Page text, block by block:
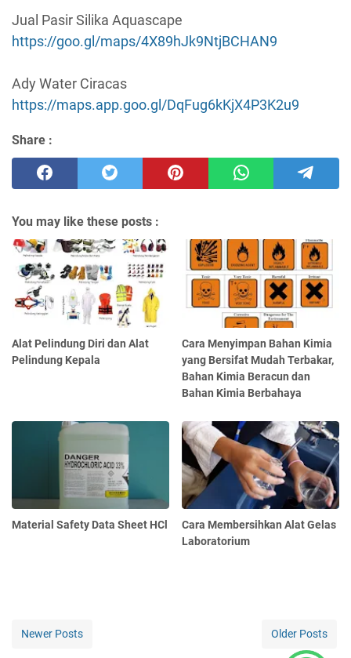
Jual Pasir Silika Aquascape
https://goo.gl/maps/4X89hJk9NtjBCHAN9
Ady Water Ciracas
https://maps.app.goo.gl/DqFug6kKjX4P3K2u9
Share :
You may like these posts :
Alat Pelindung Diri dan Alat
Pelindung Kepala
Cara Menyimpan Bahan Kimia
yang Bersifat Mudah Terbakar,
Bahan Kimia Beracun dan
Bahan Kimia Berbahaya
Material Safety Data Sheet HCl
Cara Membersihkan Alat Gelas
Laboratorium
Newer Posts Older Posts